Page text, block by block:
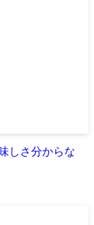
しさ分からな